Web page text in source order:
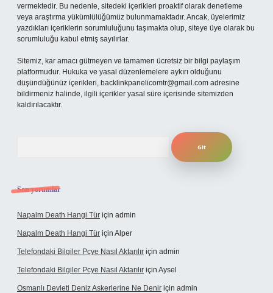
vermektedir. Bu nedenle, sitedeki içerikleri proaktif olarak denetleme
veya araştırma yükümlülüğümüz bulunmamaktadır. Ancak, üyelerimiz
yazdıkları içeriklerin sorumluluğunu taşımakta olup, siteye üye olarak bu
sorumluluğu kabul etmiş sayılırlar.
Sitemiz, kar amacı gütmeyen ve tamamen ücretsiz bir bilgi paylaşım
platformudur. Hukuka ve yasal düzenlemelere aykırı olduğunu
düşündüğünüz içerikleri, backlinkpanelicomtr@gmail.com adresine
bildirmeniz halinde, ilgili içerikler yasal süre içerisinde sitemizden
kaldırılacaktır.
Son yorumlar
Napalm Death Hangi Tür için admin
Napalm Death Hangi Tür için Alper
Telefondaki Bilgiler Pcye Nasıl Aktarılır için admin
Telefondaki Bilgiler Pcye Nasıl Aktarılır için Aysel
Osmanlı Devleti Deniz Askerlerine Ne Denir için admin